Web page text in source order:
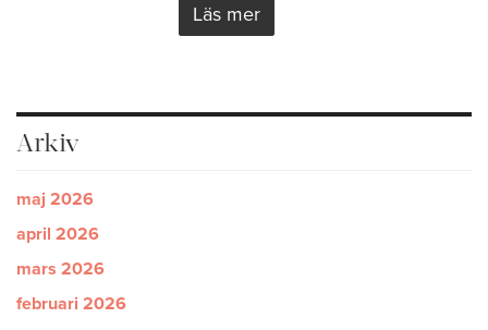
Läs mer
Arkiv
maj 2026
april 2026
mars 2026
februari 2026